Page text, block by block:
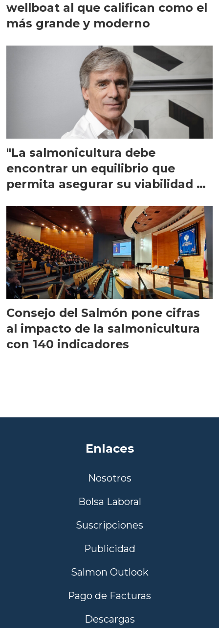
wellboat al que califican como el
más grande y moderno
"La salmonicultura debe
encontrar un equilibrio que
permita asegurar su viabilidad de
Consejo del Salmón pone cifras
al impacto de la salmonicultura
con 140 indicadores
Enlaces
Nosotros
Bolsa Laboral
Suscripciones
Publicidad
Salmon Outlook
Pago de Facturas
Descargas